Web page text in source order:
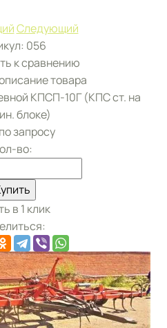
Следующий
056
к сравнению
товара
КПСП-10Г (КПС ст. на
блоке)
запросу
во:
в 1 клик